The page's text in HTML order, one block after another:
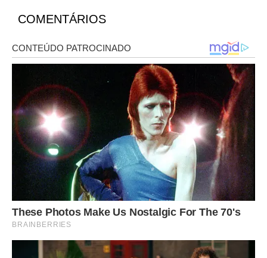
COMENTÁRIOS